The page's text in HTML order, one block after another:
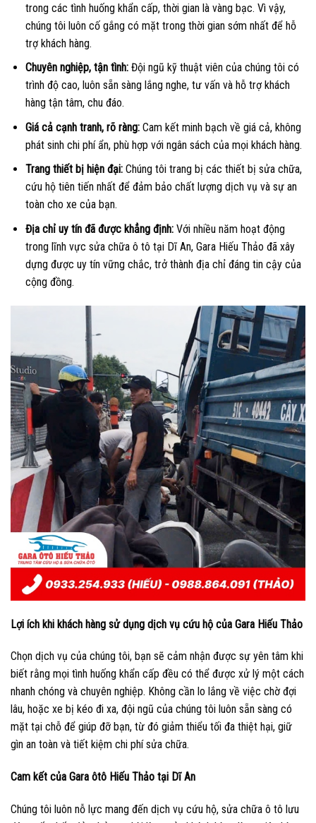
trong các tình huống khẩn cấp, thời gian là vàng bạc. Vì vậy,
chúng tôi luôn cố gắng có mặt trong thời gian sớm nhất để hỗ
trợ khách hàng.
Chuyên nghiệp, tận tình:Đội ngũ kỹ thuật viên của chúng tôi có
trình độ cao, luôn sẵn sàng lắng nghe, tư vấn và hỗ trợ khách
hàng tận tâm, chu đáo.
Giá cả cạnh tranh, rõ ràng:Cam kết minh bạch về giá cả, không
phát sinh chi phí ẩn, phù hợp với ngân sách của mọi khách hàng.
Trang thiết bị hiện đại:Chúng tôi trang bị các thiết bị sửa chữa,
cứu hộ tiên tiến nhất để đảm bảo chất lượng dịch vụ và sự an
toàn cho xe của bạn.
Địa chỉ uy tín đã được khẳng định:Với nhiều năm hoạt động
trong lĩnh vực sửa chữa ô tô tại Dĩ An, Gara Hiếu Thảo đã xây
dựng được uy tín vững chắc, trở thành địa chỉ đáng tin cậy của
cộng đồng.
Lợi ích khi khách hàng sử dụng dịch vụ cứu hộ của Gara Hiếu Thảo
Chọn dịch vụ của chúng tôi, bạn sẽ cảm nhận được sự yên tâm khi
biết rằng mọi tình huống khẩn cấp đều có thể được xử lý một cách
nhanh chóng và chuyên nghiệp. Không cần lo lắng về việc chờ đợi
lâu, hoặc xe bị kéo đi xa, đội ngũ của chúng tôi luôn sẵn sàng có
mặt tại chỗ để giúp đỡ bạn, từ đó giảm thiểu tối đa thiệt hại, giữ
gìn an toàn và tiết kiệm chi phí sửa chữa.
Cam kết của Gara ôtô Hiếu Thảo tại Dĩ An
Chúng tôi luôn nỗ lực mang đến dịch vụ cứu hộ, sửa chữa ô tô lưu